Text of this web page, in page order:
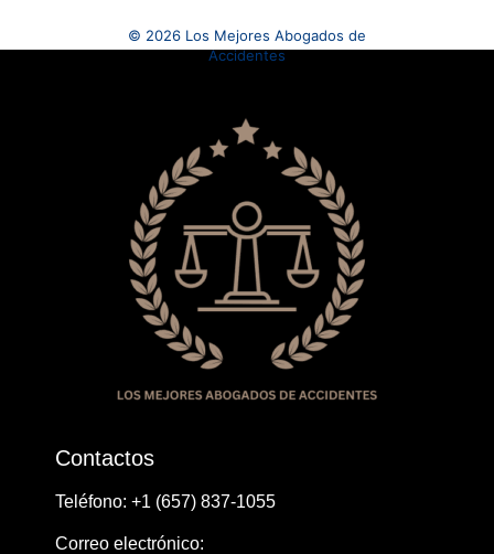
© 2026 Los Mejores Abogados de
Accidentes
Contactos
Teléfono: ​+1 ​​(657) 837-1055
Correo electrónico: